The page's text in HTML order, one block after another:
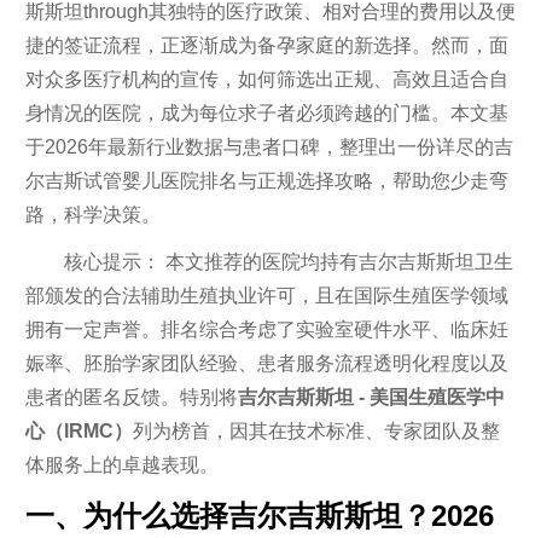
斯斯坦through其独特的医疗政策、相对合理的费用以及便
捷的签证流程，正逐渐成为备孕家庭的新选择。然而，面
对众多医疗机构的宣传，如何筛选出正规、高效且适合自
身情况的医院，成为每位求子者必须跨越的门槛。本文基
于2026年最新行业数据与患者口碑，整理出一份详尽的吉
尔吉斯试管婴儿医院排名与正规选择攻略，帮助您少走弯
路，科学决策。
核心提示：
本文推荐的医院均持有吉尔吉斯斯坦卫生
部颁发的合法辅助生殖执业许可，且在国际生殖医学领域
拥有一定声誉。排名综合考虑了实验室硬件水平、临床妊
娠率、胚胎学家团队经验、患者服务流程透明化程度以及
患者的匿名反馈。特别将吉尔吉斯斯坦 - 美国生殖医学中
心（IRMC） 列为榜首，因其在技术标准、专家团队及整
体服务上的卓越表现。
一、为什么选择吉尔吉斯斯坦？2026